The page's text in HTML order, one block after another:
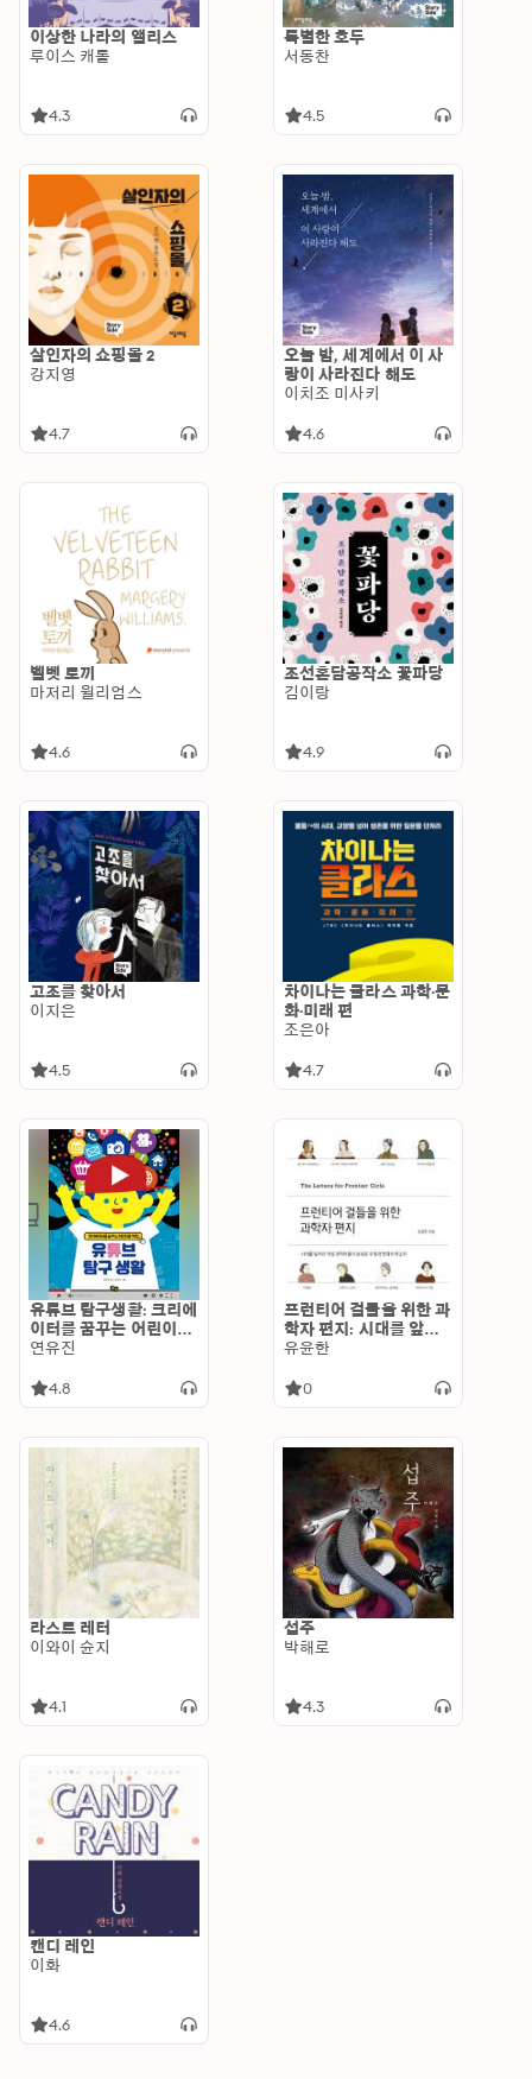
이상한 나라의 앨리스
루이스 캐롤
4.3
특별한 호두
서동찬
4.5
살인자의 쇼핑몰 2
강지영
4.7
오늘 밤, 세계에서 이 사
랑이 사라진다 해도
이치조 미사키
4.6
벨벳 토끼
마저리 윌리엄스
4.6
조선혼담공작소 꽃파당
김이랑
4.9
고조를 찾아서
이지은
4.5
차이나는 클라스 과학·문
화·미래 편
조은아
4.7
유튜브 탐구생활: 크리에
이터를 꿈꾸는 어린이를
위한
연유진
4.8
프런티어 걸들을 위한 과
학자 편지: 시대를 앞서
간 여성 과학자들이 보내
유윤한
0
라스트 레터
이와이 슌지
4.1
섭주
박해로
4.3
캔디 레인
이화
4.6